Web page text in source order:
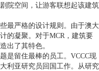
院空间，让游客联想起该建筑
最严格的设计规则。由于澳大
的凝聚。对于MCR，建筑要
出了其特色。
是留住最棒的员工。VCCC现
利亚研究员回国工作。从研究